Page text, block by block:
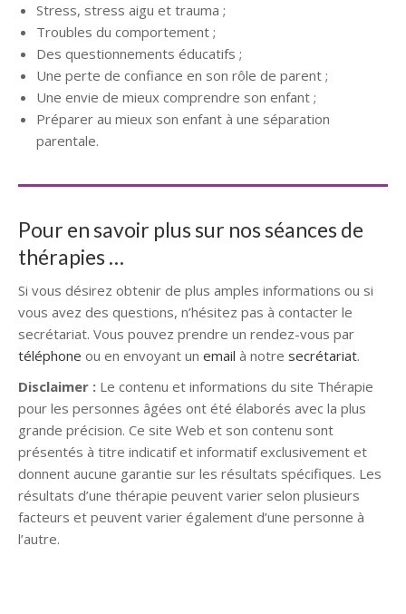
Stress, stress aigu et trauma ;
Troubles du comportement ;
Des questionnements éducatifs ;
Une perte de confiance en son rôle de parent ;
Une envie de mieux comprendre son enfant ;
Préparer au mieux son enfant à une séparation
parentale.
Pour en savoir plus sur nos séances de
thérapies …
Si vous désirez obtenir de plus amples informations ou si
vous avez des questions, n’hésitez pas à contacter le
secrétariat. Vous pouvez prendre un rendez-vous par
téléphone ou en envoyant un email à notre secrétariat.
Disclaimer : Le contenu et informations du site Thérapie
pour les personnes âgées ont été élaborés avec la plus
grande précision. Ce site Web et son contenu sont
présentés à titre indicatif et informatif exclusivement et
donnent aucune garantie sur les résultats spécifiques. Les
résultats d’une thérapie peuvent varier selon plusieurs
facteurs et peuvent varier également d’une personne à
l’autre.